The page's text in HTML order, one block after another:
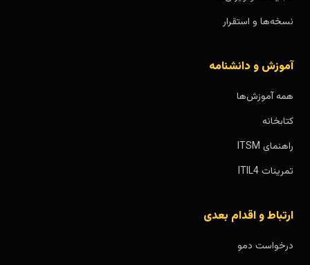
نسخه‌ها و استقرار
آموزش و دانشنامه
همه آموزش‌ها
کتابخانه
راهنمای ITSM
تمرینات ITIL4
ارتباط و اقدام بعدی
درخواست دمو